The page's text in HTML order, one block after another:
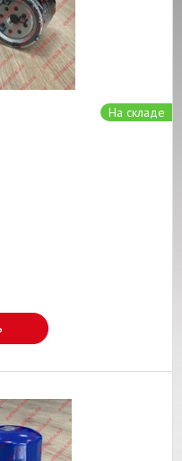
На складе